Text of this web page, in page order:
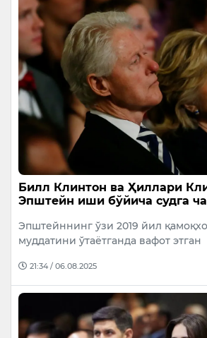
Билл Клинтон ва Ҳиллари
Эпштейн иши бўйича судга
Эпштейннинг ўзи 2019 йил
муддатини ўтаётганда вафот этган
21:34 / 06.08.2025